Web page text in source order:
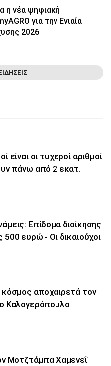
η νέα ψηφιακή
για την Ενιαία
2026
είναι οι τυχεροί αριθμοί
πάνω από 2 εκατ.
Επίδομα διοίκησης
ευρώ - Οι δικαιούχοι
κόσμος αποχαιρετά τον
Καλογερόπουλο
Μοτζτάμπα Χαμενεΐ